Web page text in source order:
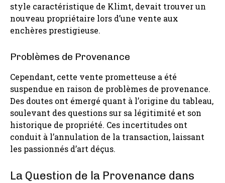
style caractéristique de Klimt, devait trouver un
nouveau propriétaire lors d’une vente aux
enchères prestigieuse.
Problèmes de Provenance
Cependant, cette vente prometteuse a été
suspendue en raison de problèmes de provenance.
Des doutes ont émergé quant à l’origine du tableau,
soulevant des questions sur sa légitimité et son
historique de propriété. Ces incertitudes ont
conduit à l’annulation de la transaction, laissant
les passionnés d’art déçus.
La Question de la Provenance dans